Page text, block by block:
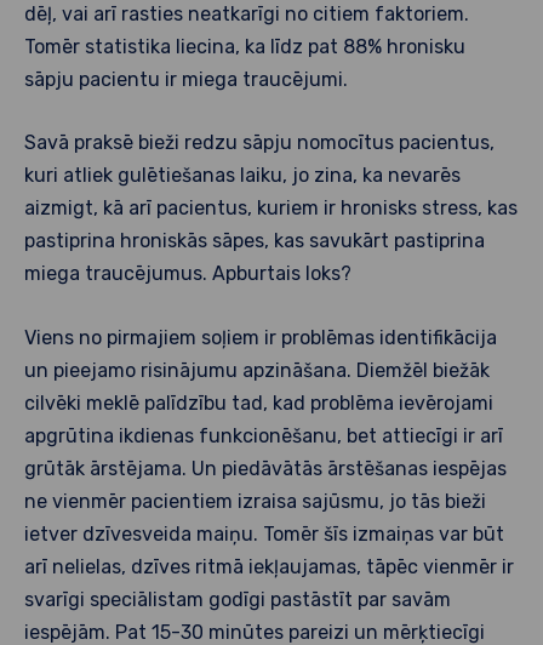
dēļ, vai arī rasties neatkarīgi no citiem faktoriem.
Tomēr statistika liecina, ka līdz pat 88% hronisku
sāpju pacientu ir miega traucējumi.
Savā praksē bieži redzu sāpju nomocītus pacientus,
kuri atliek gulētiešanas laiku, jo zina, ka nevarēs
aizmigt, kā arī pacientus, kuriem ir hronisks stress, kas
pastiprina hroniskās sāpes, kas savukārt pastiprina
miega traucējumus. Apburtais loks?
Viens no pirmajiem soļiem ir problēmas identifikācija
un pieejamo risinājumu apzināšana. Diemžēl biežāk
cilvēki meklē palīdzību tad, kad problēma ievērojami
apgrūtina ikdienas funkcionēšanu, bet attiecīgi ir arī
grūtāk ārstējama. Un piedāvātās ārstēšanas iespējas
ne vienmēr pacientiem izraisa sajūsmu, jo tās bieži
ietver dzīvesveida maiņu. Tomēr šīs izmaiņas var būt
arī nelielas, dzīves ritmā iekļaujamas, tāpēc vienmēr ir
svarīgi speciālistam godīgi pastāstīt par savām
iespējām. Pat 15-30 minūtes pareizi un mērķtiecīgi